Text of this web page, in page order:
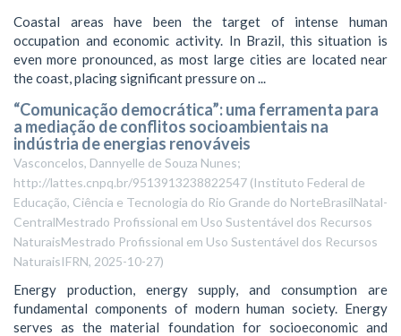
Coastal areas have been the target of intense human
occupation and economic activity. In Brazil, this situation is
even more pronounced, as most large cities are located near
the coast, placing significant pressure on ...
“Comunicação democrática”: uma ferramenta para
a mediação de conflitos socioambientais na
indústria de energias renováveis
Vasconcelos, Dannyelle de Souza Nunes;
http://lattes.cnpq.br/9513913238822547 (Instituto Federal de
Educação, Ciência e Tecnologia do Rio Grande do NorteBrasilNatal-
CentralMestrado Profissional em Uso Sustentável dos Recursos
NaturaisMestrado Profissional em Uso Sustentável dos Recursos
NaturaisIFRN, 2025-10-27)
Energy production, energy supply, and consumption are
fundamental components of modern human society. Energy
serves as the material foundation for socioeconomic and